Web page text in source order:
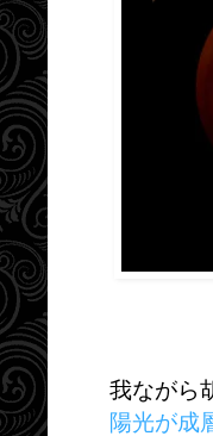
我ながら
陽光が成